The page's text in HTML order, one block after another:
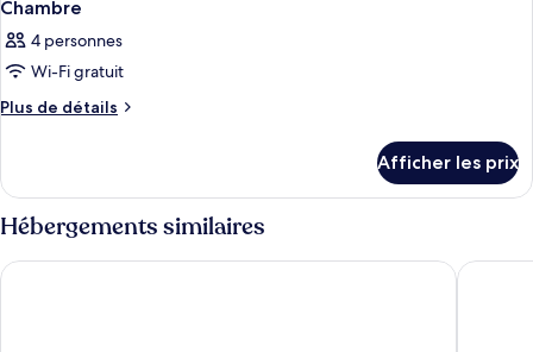
Chambre
4 personnes
Wi-Fi gratuit
Plus de détails
Plus
Chambre
Afficher les prix
Hébergements similaires
Hotel Principado Tijuana Zona Aeropuerto Fiesta